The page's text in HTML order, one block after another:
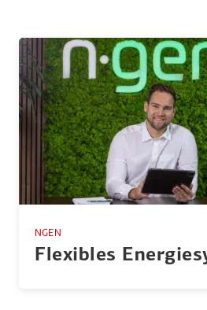
NGEN
Flexibles